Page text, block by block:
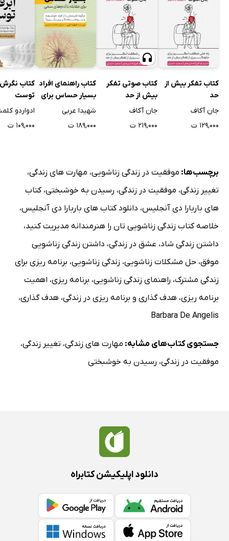
کتاب تفکر بیش از
حد
جان آکاف
۱۲۹,۰۰۰ ت
کتاب صوتی تفکر
بیش از حد
جان آکاف
۲۱۹,۰۰۰ ت
کتاب راهنمای افراد
بسیار حساس برای
برخورد با آدم‌های
شهیدا عربی
۱۸۹,۰۰۰ ت
کتاب نگرش
توست
ادواردو
۱۰۹,۰۰۰ ت
برچسب‌ها: موفقیت در زندگی زناشویی، مهارت های زندگی،
تغییر زندگی، موفقیت در زندگی، رسیدن به خوشبختی،کتاب
های باربارا دی آنجلیس، دانلود کتاب های باربارا دی آنجلیس،
خلاصه کتاب زندگی زناشویی تان را هنرمندانه مدیریت کنید،
داشتن زندگی شاد، عشق در زندگی، داشتن زندگی زناشویی
موفق، حل مشکلات زناشویی، زندگی زناشویی، برنامه ریزی برای
زندگی مشترک، راهنمای زندگی زناشویی، برنامه ریزی، اهمیت
برنامه ریزی، هدف گذاری و برنامه ریزی در زندگی، هدف گذاری،
Barbara De Angelis
جستجوی کتاب‌های مشابه: مهارت های زندگی، تغییر زندگی،
موفقیت در زندگی، رسیدن به خوشبختی
دانلود اپلیکیشن کتابراه